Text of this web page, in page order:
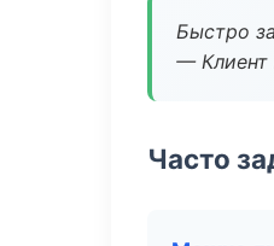
Быстро
— Клиент
Часто